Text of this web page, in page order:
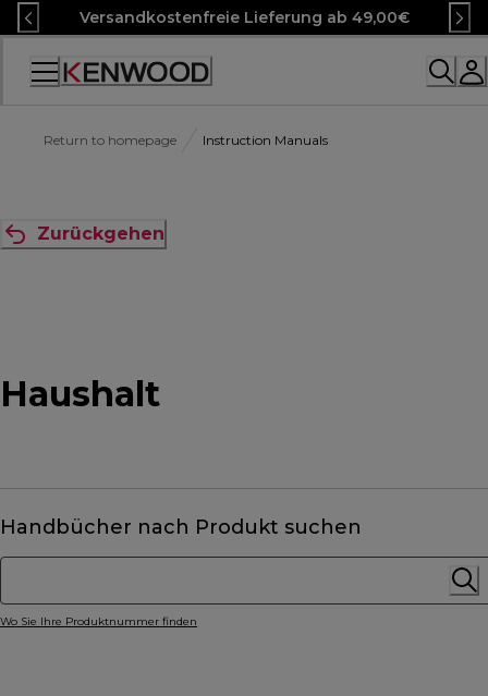
Skip
to
Content
Versandkostenfreie Lieferung ab 49,00€
Accessibility
Return to homepage Instruction Manuals
Zurückgehen
Haushalt
Handbücher nach Produkt suchen
Wo Sie Ihre Produktnummer finden